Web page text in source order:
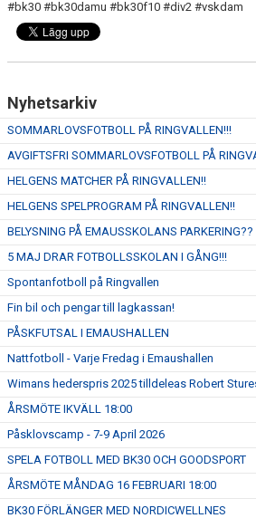
#bk30 #bk30damu #bk30f10 #div2 #vskdam
Nyhetsarkiv
SOMMARLOVSFOTBOLL PÅ RINGVALLEN!!!
AVGIFTSFRI SOMMARLOVSFOTBOLL PÅ
HELGENS MATCHER PÅ RINGVALLEN!!
HELGENS SPELPROGRAM PÅ RINGVALLEN!!
BELYSNING PÅ EMAUSSKOLANS PARKERING??
5 MAJ DRAR FOTBOLLSSKOLAN I GÅNG!!!
Spontanfotboll på Ringvallen
Fin bil och pengar till lagkassan!
PÅSKFUTSAL I EMAUSHALLEN
Nattfotboll - Varje Fredag i Emaushallen
Wimans hederspris 2025 tilldeleas Robert
ÅRSMÖTE IKVÄLL 18:00
Påsklovscamp - 7-9 April 2026
SPELA FOTBOLL MED BK30 OCH GOODSPORT
ÅRSMÖTE MÅNDAG 16 FEBRUARI 18:00
BK30 FÖRLÄNGER MED NORDICWELLNES